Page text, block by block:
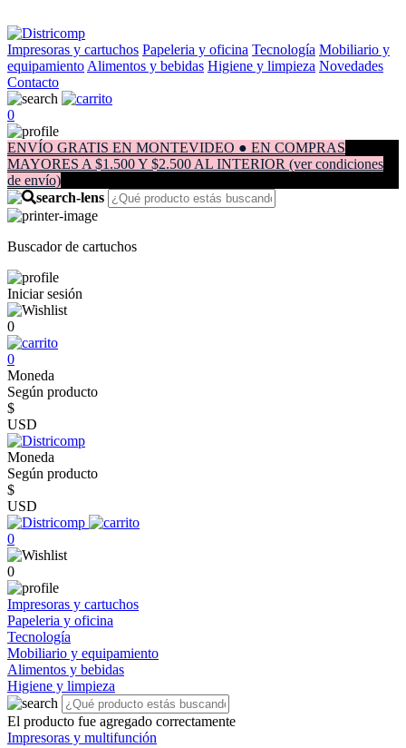
Impresoras y cartuchos Papeleria y oficina Tecnología Mobiliario y
equipamiento Alimentos y bebidas Higiene y limpieza Novedades
Contacto
0
ENVÍO GRATIS EN MONTEVIDEO ● EN COMPRAS
MAYORES A $1.500 Y $2.500 AL INTERIOR (ver condiciones
de envío)
Buscador de cartuchos
Iniciar sesión
0
0
Moneda
Según producto
$
USD
Moneda
Según producto
$
USD
0
0
Impresoras y cartuchos
Papeleria y oficina
Tecnología
Mobiliario y equipamiento
Alimentos y bebidas
Higiene y limpieza
El producto fue agregado correctamente
Impresoras y multifunción